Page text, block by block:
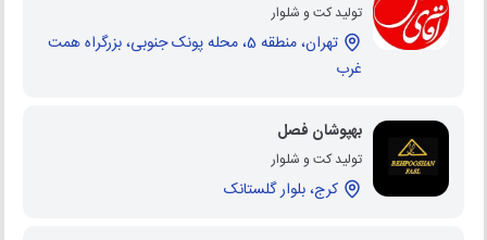
تولید کت و شلوار
تهران، منطقه 5، محله پونک جنوبی، بزرگراه همت
غرب
بهپوشان فصل
تولید کت و شلوار
کرج، بلوار گلستانک